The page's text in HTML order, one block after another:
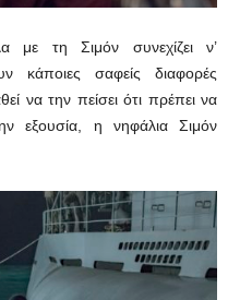
τη Σιμόν συνεχίζει ν’
κάποιες σαφείς διαφορές
την πείσει ότι πρέπει να
εξουσία, η νηφάλια Σιμόν